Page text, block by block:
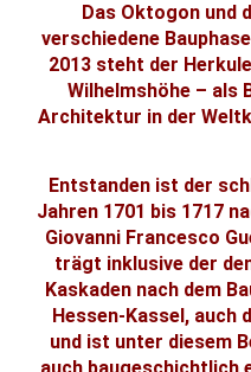
Das Oktogon und
verschiedene
2013 steht der
Wilhelmshöhe – als
Architektur in der
Entstanden ist der
Jahren 1701 bis 1717
Giovanni Francesco
trägt inklusive der
Kaskaden nach dem
Hessen-Kassel, auch
und ist unter diesem